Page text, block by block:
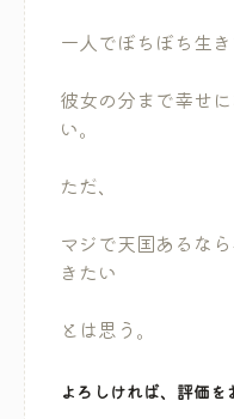
一人でぼちぼち生
彼女の分まで幸せ
い。
ただ、
マジで天国あるな
きたい
とは思う。
よろしければ、評価を